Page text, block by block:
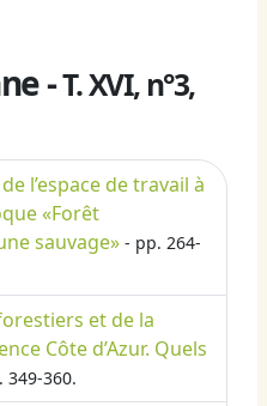
-T. XVI, n°3,
l’espace de travail à
«Forêt
sauvage» - pp. 264-
et de la
Côte d’Azur. Quels
349-360.